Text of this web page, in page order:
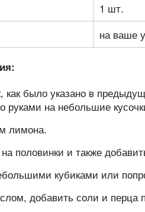
1 шт.
на ваше
как было указано в
руками на небольшие
лимона.
половинки и также
кубиками или
добавить соли и перца